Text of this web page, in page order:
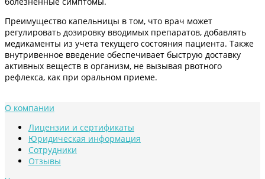
Преимущество капельницы в том, что врач может
регулировать дозировку вводимых препаратов, добавлять
медикаменты из учета текущего состояния пациента. Также
внутривенное введение обеспечивает быструю доставку
активных веществ в организм, не вызывая рвотного
рефлекса, как при оральном приеме.
О компании
Лицензии и сертификаты
Юридическая информация
Сотрудники
Отзывы